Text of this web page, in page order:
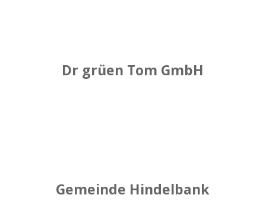
Dr grüen Tom GmbH
Gemeinde Hindelbank